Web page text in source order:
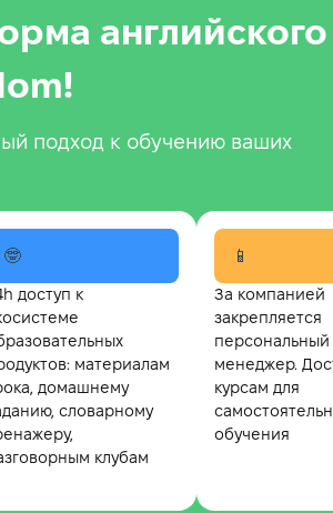
английского
подход к обучению ваших
🤓
доступ к
материалам
домашнему
словарному
клубам
📱
За компанией
закрепляется
персональный
менеджер.
курсам для
обучения